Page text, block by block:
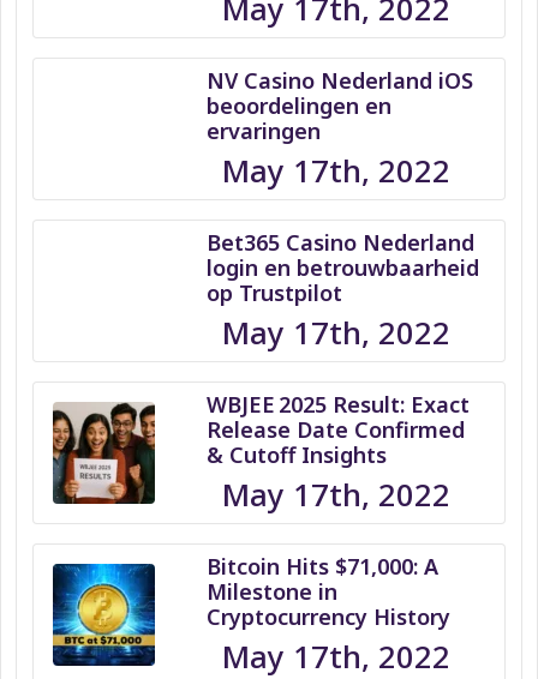
May 17th, 2022
NV Casino Nederland iOS
beoordelingen en
ervaringen
May 17th, 2022
Bet365 Casino Nederland
login en betrouwbaarheid
op Trustpilot
May 17th, 2022
WBJEE 2025 Result: Exact
Release Date Confirmed
& Cutoff Insights
May 17th, 2022
Bitcoin Hits $71,000: A
Milestone in
Cryptocurrency History
May 17th, 2022